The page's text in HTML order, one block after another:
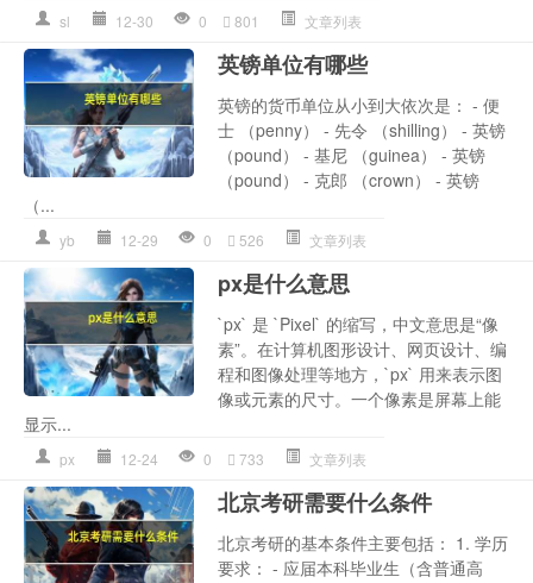
sl 12-30 0 801 文章列表
英镑单位有哪些
英镑的货币单位从小到大依次是： - 便
士 （penny） - 先令 （shilling） - 英镑
（pound） - 基尼 （guinea） - 英镑
（pound） - 克郎 （crown） - 英镑
（...
yb 12-29 0 526 文章列表
px是什么意思
`px` 是 `Pixel` 的缩写，中文意思是“像
素”。在计算机图形设计、网页设计、编
程和图像处理等地方，`px` 用来表示图
像或元素的尺寸。一个像素是屏幕上能
显示...
px 12-24 0 733 文章列表
北京考研需要什么条件
北京考研的基本条件主要包括： 1. 学历
要求： - 应届本科毕业生（含普通高